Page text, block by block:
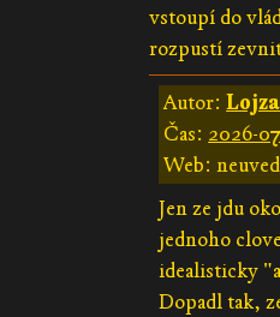
vstoupí do
rozpustí
Autor:Lojza
Čas: 2026-
Web:
Jen ze jdu
jednoho
idealisticky
Dopadl tak,